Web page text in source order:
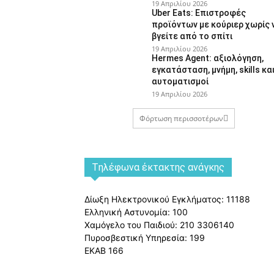
19 Απριλίου 2026
Uber Eats: Επιστροφές
προϊόντων με κούριερ χωρίς
βγείτε από το σπίτι
19 Απριλίου 2026
Hermes Agent: αξιολόγηση,
εγκατάσταση, μνήμη, skills
αυτοματισμοί
19 Απριλίου 2026
Φόρτωση περισσοτέρων
Tηλέφωνα έκτακτης ανάγκης
Δίωξη Ηλεκτρονικού Εγκλήματος: 11188
Ελληνική Αστυνομία: 100
Χαμόγελο του Παιδιού: 210 3306140
Πυροσβεστική Υπηρεσία: 199
ΕΚΑΒ 166